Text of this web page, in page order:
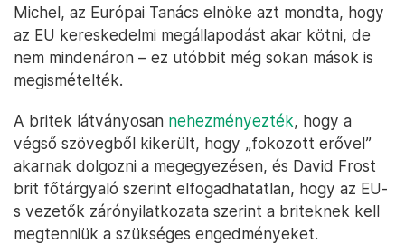
Michel, az Európai Tanács elnöke azt mondta, hogy
az EU kereskedelmi megállapodást akar kötni, de
nem mindenáron – ez utóbbit még sokan mások is
megismételték.
A britek látványosan nehezményezték, hogy a
végső szövegből kikerült, hogy „fokozott erővel”
akarnak dolgozni a megegyezésen, és David Frost
brit főtárgyaló szerint elfogadhatatlan, hogy az EU-
s vezetők zárónyilatkozata szerint a briteknek kell
megtenniük a szükséges engedményeket.